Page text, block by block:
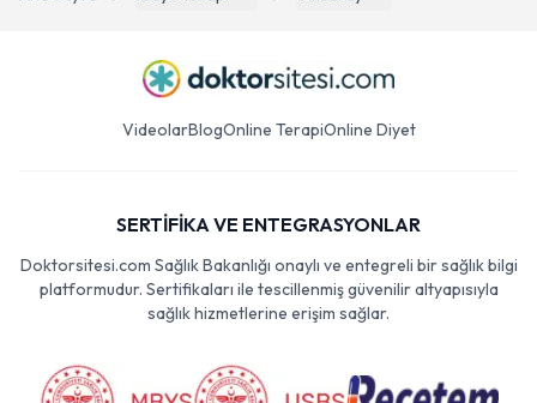
VideolarBlogOnline TerapiOnline Diyet
SERTİFİKA VE ENTEGRASYONLAR
Doktorsitesi.com Sağlık Bakanlığı onaylı ve entegreli bir sağlık bilgi
platformudur. Sertifikaları ile tescillenmiş güvenilir altyapısıyla
sağlık hizmetlerine erişim sağlar.